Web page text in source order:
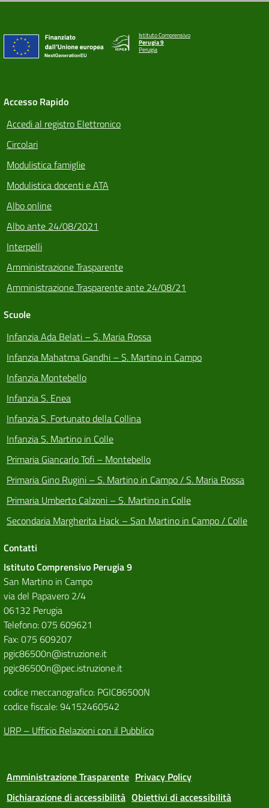
Istituto Comprensivo
Perugia 9
Perugia
Accesso Rapido
Accedi al registro Elettronico
Circolari
Modulistica famiglie
Modulistica docenti e ATA
Albo online
Albo ante 24/08/2021
Interpelli
Amministrazione Trasparente
Amministrazione Trasparente ante 24/08/21
Scuole
Infanzia Ada Belati – S. Maria Rossa
Infanzia Mahatma Gandhi – S. Martino in Campo
Infanzia Montebello
Infanzia S. Enea
Infanzia S. Fortunato della Collina
Infanzia S. Martino in Colle
Primaria Giancarlo Tofi – Montebello
Primaria Gino Rugini – S. Martino in Campo / S. Maria Rossa
Primaria Umberto Calzoni – S. Martino in Colle
Secondaria Margherita Hack – San Martino in Campo / Colle
Contatti
Istituto Comprensivo Perugia 9
San Martino in Campo
via del Papavero 2/4
06132 Perugia
Telefono: 075 609621
Fax: 075 609207
pgic86500n@istruzione.it
pgic86500n@pec.istruzione.it
codice meccanografico: PGIC86500N
codice fiscale: 94152460542
URP – Ufficio Relazioni con il Pubblico
Amministrazione Trasparente Privacy Policy
Dichiarazione di accessibilità Obiettivi di accessibilità